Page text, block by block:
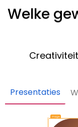
Welke
Presentaties